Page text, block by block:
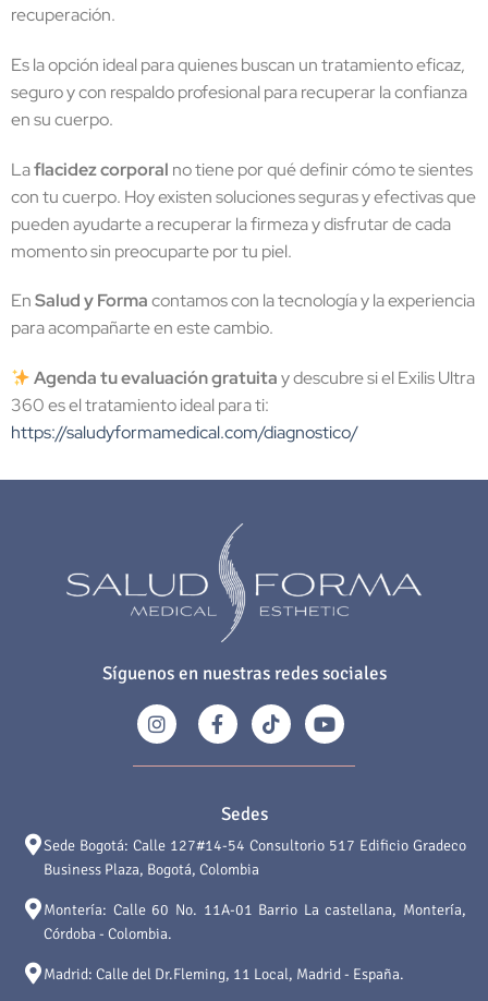
recuperación.
Es la opción ideal para quienes buscan un tratamiento eficaz,
seguro y con respaldo profesional para recuperar la confianza
en su cuerpo.
Laflacidez corporal no tiene por qué definir cómo te sientes
con tu cuerpo. Hoy existen soluciones seguras y efectivas que
pueden ayudarte a recuperar la firmeza y disfrutar de cada
momento sin preocuparte por tu piel.
EnSalud y Formacontamos con la tecnología y la experiencia
para acompañarte en este cambio.
Agenda tu evaluación gratuitay descubre si el Exilis Ultra
360 es el tratamiento ideal para ti:
https://saludyformamedical.com/diagnostico/
Síguenos en nuestras redes sociales
Sedes
Sede Bogotá: Calle 127#14-54 Consultorio 517 Edificio Gradeco
Business Plaza, Bogotá, Colombia
Montería: Calle 60 No. 11A-01 Barrio La castellana, Montería,
Córdoba - Colombia.
Madrid: Calle del Dr.Fleming, 11 Local, Madrid - España.